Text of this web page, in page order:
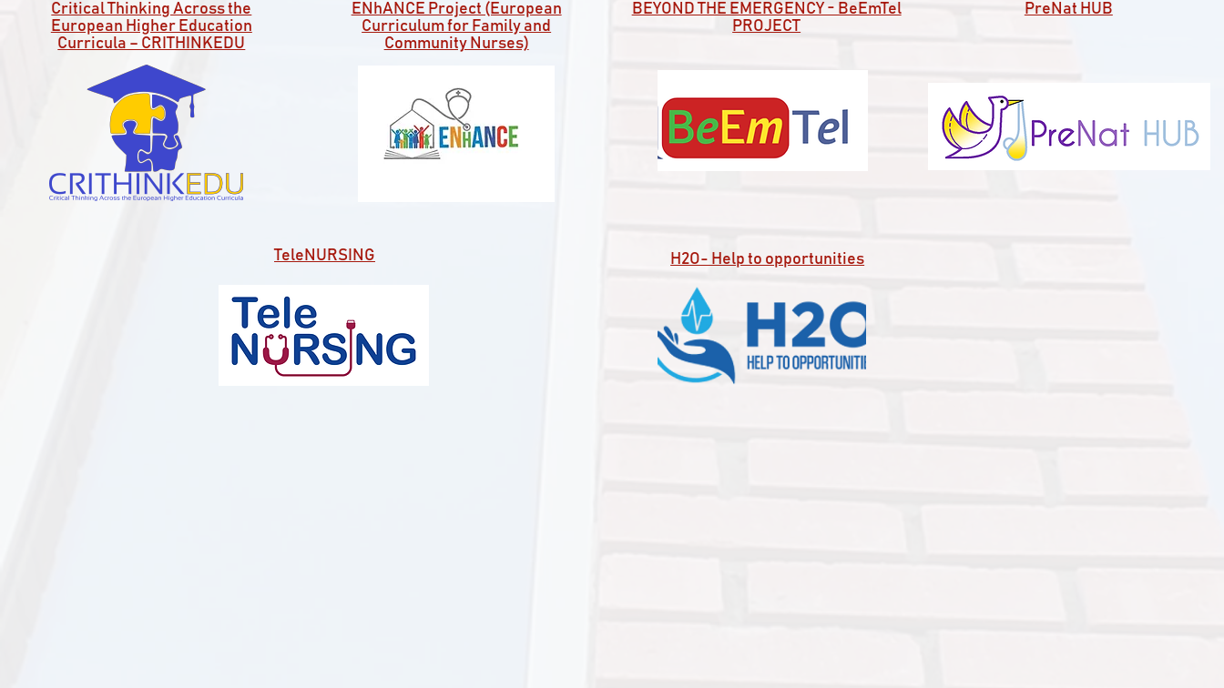
Critical Thinking Across the
European Higher Education
Curricula – CRITHINKEDU
ENhANCE Project (European
Curriculum for Family and
Community Nurses)
BEYOND THE EMERGENCY - BeEmTel
PROJECT
Η2Ο- Help to opportunities
PreNat HUB
TeleNURSING